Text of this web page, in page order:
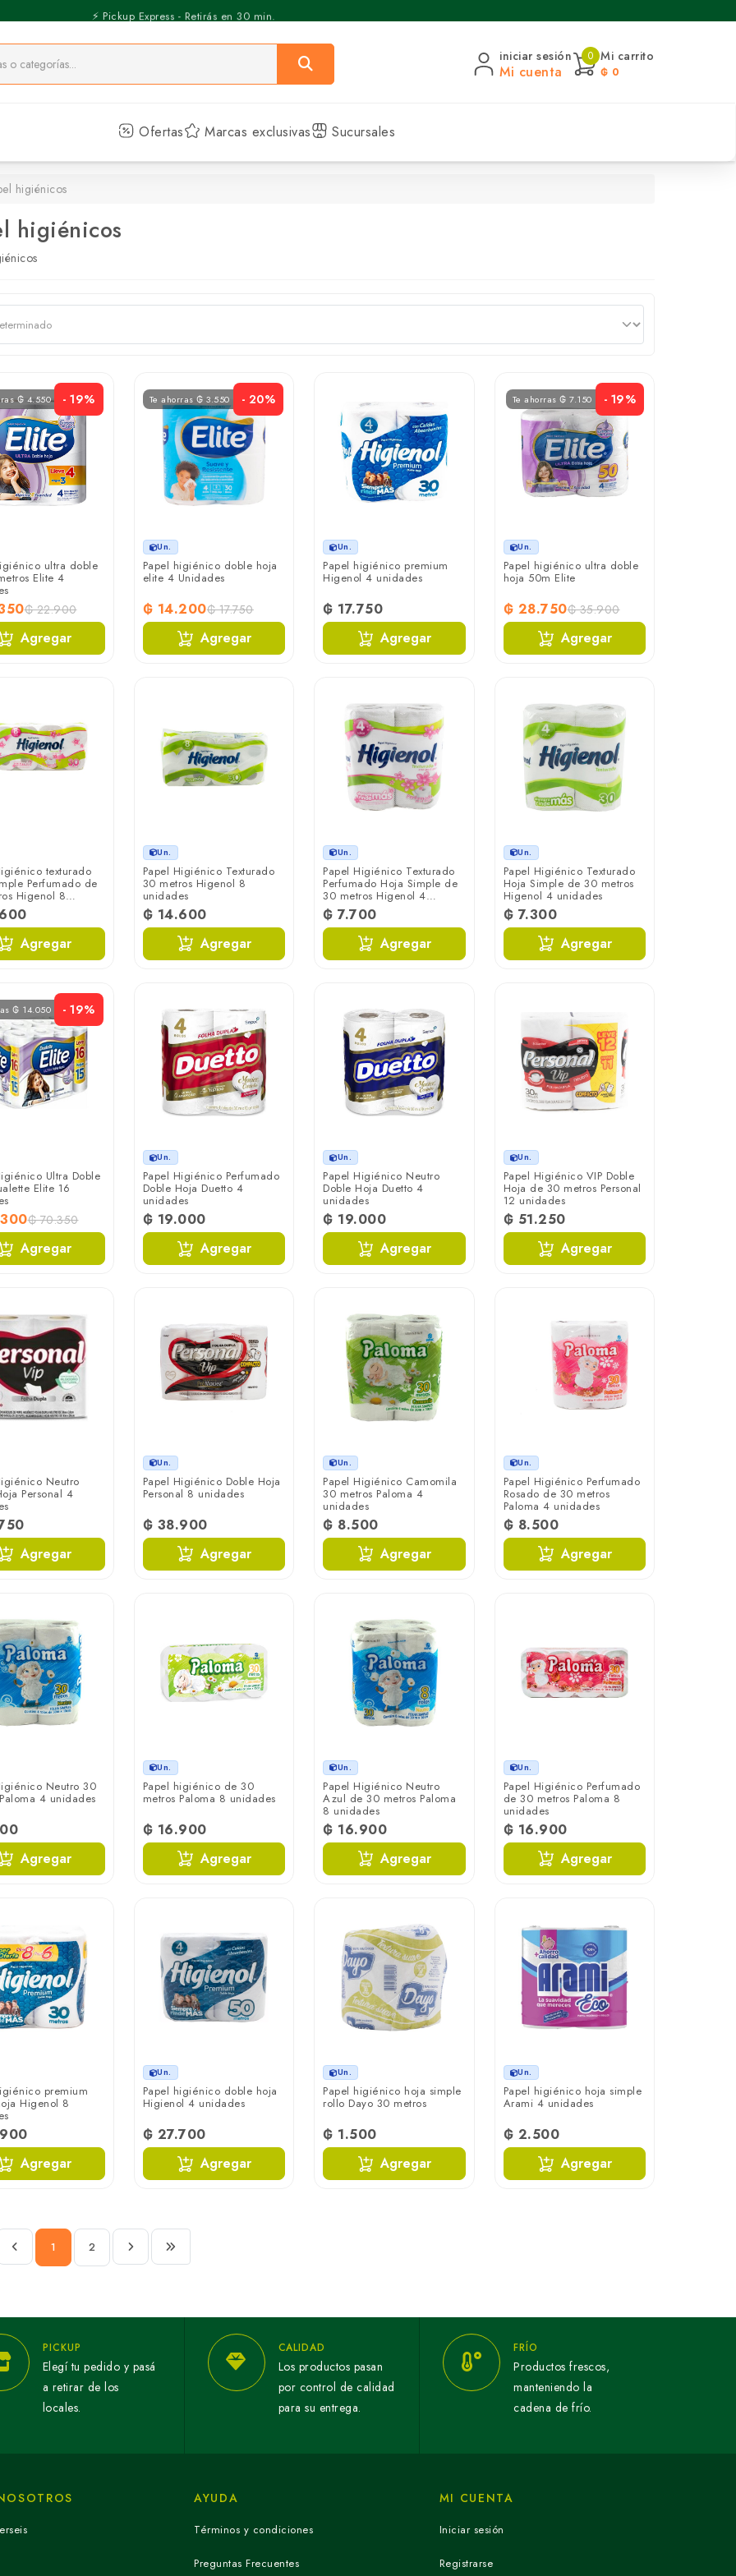
⚡️ Pickup Express - Retirás en 30 min.
iniciar sesión
Mi cuenta
0 Mi carrito
₲ 0
Ofertas Marcas exclusivas Sucursales
higiénicos
higiénicos
₲ 4.550 - 19%
ultra doble
Elite 4
₲ 22.900
Agregar
Te ahorras ₲ 3.550 - 20%
Un.
Papel higiénico doble hoja
elite 4 Unidades
₲ 14.200₲ 17.750
Agregar
Un.
Papel higiénico premium
Higenol 4 unidades
₲ 17.750
Agregar
Te ahorras ₲ 7.150 - 19%
Un.
Papel higiénico ultra doble
hoja 50m Elite
₲ 28.750₲ 35.900
Agregar
texturado
Perfumado de
Higenol 8
Agregar
Un.
Papel Higiénico Texturado
30 metros Higenol 8
unidades
₲ 14.600
Agregar
Un.
Papel Higiénico Texturado
Perfumado Hoja Simple de
30 metros Higenol 4
unidades
₲ 7.700
Agregar
Un.
Papel Higiénico Texturado
Hoja Simple de 30 metros
Higenol 4 unidades
₲ 7.300
Agregar
₲ 14.050 - 19%
Ultra Doble
Elite 16
₲ 70.350
Agregar
Un.
Papel Higiénico Perfumado
Doble Hoja Duetto 4
unidades
₲ 19.000
Agregar
Un.
Papel Higiénico Neutro
Doble Hoja Duetto 4
unidades
₲ 19.000
Agregar
Un.
Papel Higiénico VIP Doble
Hoja de 30 metros Personal
12 unidades
₲ 51.250
Agregar
Neutro
Personal 4
Agregar
Un.
Papel Higiénico Doble Hoja
Personal 8 unidades
₲ 38.900
Agregar
Un.
Papel Higiénico Camomila
30 metros Paloma 4
unidades
₲ 8.500
Agregar
Un.
Papel Higiénico Perfumado
Rosado de 30 metros
Paloma 4 unidades
₲ 8.500
Agregar
Neutro 30
4 unidades
Agregar
Un.
Papel higiénico de 30
metros Paloma 8 unidades
₲ 16.900
Agregar
Un.
Papel Higiénico Neutro
Azul de 30 metros Paloma
8 unidades
₲ 16.900
Agregar
Un.
Papel Higiénico Perfumado
de 30 metros Paloma 8
unidades
₲ 16.900
Agregar
premium
Higenol 8
Agregar
Un.
Papel higiénico doble hoja
Higienol 4 unidades
₲ 27.700
Agregar
Un.
Papel higiénico hoja simple
rollo Dayo 30 metros
₲ 1.500
Agregar
Un.
Papel higiénico hoja simple
Arami 4 unidades
₲ 2.500
Agregar
1 2
PICKUP
Elegí tu pedido y pasá
a retirar de los
locales.
CALIDAD
Los productos pasan
por control de calidad
para su entrega.
FRÍO
Productos frescos,
manteniendo la
cadena de frío.
AYUDA
Términos y condiciones
Preguntas Frecuentes
MI CUENTA
Iniciar sesión
Registrarse